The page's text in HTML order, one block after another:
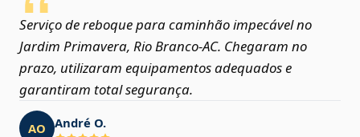
Serviço de reboque para caminhão impecável no
Jardim Primavera, Rio Branco‑AC. Chegaram no
prazo, utilizaram equipamentos adequados e
garantiram total segurança.
AO André O.